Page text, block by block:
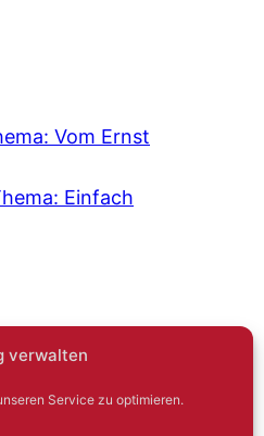
verwalten
Service zu optimieren.
Vom Ernst
Einfach
Ich bin einsam